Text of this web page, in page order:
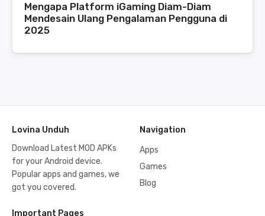
Mengapa Platform iGaming Diam-Diam
Mendesain Ulang Pengalaman Pengguna di
2025
Lovina Unduh
Download Latest MOD APKs
for your Android device.
Popular apps and games, we
got you covered.
Navigation
Apps
Games
Blog
Important Pages